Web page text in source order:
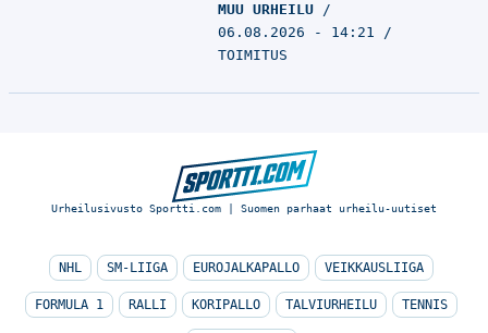
MUU URHEILU
06.08.2026 - 14:21
TOIMITUS
Urheilusivusto Sportti.com | Suomen parhaat urheilu-uutiset
NHL SM-LIIGA EUROJALKAPALLO VEIKKAUSLIIGA
FORMULA 1 RALLI KORIPALLO TALVIURHEILU TENNIS